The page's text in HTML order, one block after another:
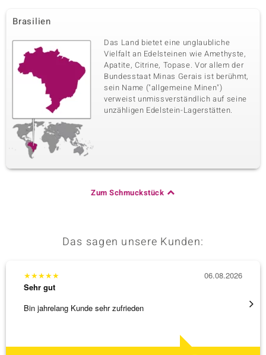
Brasilien
Das Land bietet eine unglaubliche
Vielfalt an Edelsteinen wie Amethyste,
Apatite, Citrine, Topase. Vor allem der
Bundesstaat Minas Gerais ist berühmt,
sein Name ("allgemeine Minen")
verweist unmissverständlich auf seine
unzähligen Edelstein-Lagerstätten.
Zum Schmuckstück
Das sagen unsere Kunden:
★★★★★
Sehr gut
Bin jahrelang Kunde sehr zufrieden
06.08.2026